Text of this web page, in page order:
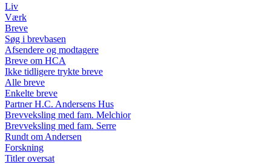
Liv
Værk
Breve
Søg i brevbasen
Afsendere og modtagere
Breve om HCA
Ikke tidligere trykte breve
Alle breve
Enkelte breve
Partner H.C. Andersens Hus
Brevveksling med fam. Melchior
Brevveksling med fam. Serre
Rundt om Andersen
Forskning
Titler oversat